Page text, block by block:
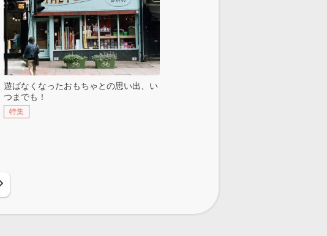
遊ばなくなったおもちゃとの思い出、い
つまでも！
特集